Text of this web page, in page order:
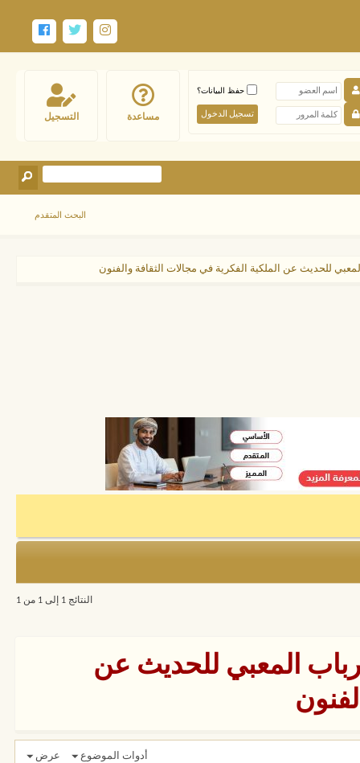
التسجيل مساعدة
حفظ البيانات؟
البحث المتقدم
للحديث عن الملكية الفكرية في مجالات الثقافة والفنون
النتائج 1 إلى 1 من 1
المعبي للحديث عن
أدوات الموضوع عرض